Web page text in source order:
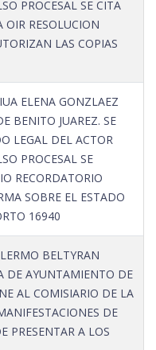
PROCESAL SE CITA
OIR RESOLUCION
LAS COPIAS
ELENA GONZLAEZ
BENITO JUAREZ. SE
LEGAL DEL ACTOR
PROCESAL SE
RECORDATORIO
SOBRE EL ESTADO
16940
BELTYRAN
DE AYUNTAMIENTO DE
AL COMISIARIO DE LA
DE
PRESENTAR A LOS